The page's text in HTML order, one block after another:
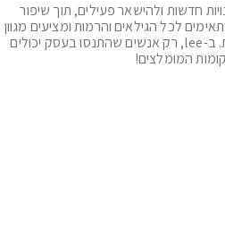
ולהישאר פעילים, תוך שיפור
לכל הגילאים והרמות ומציעים מגוון
רחב של פעילויות מהנות ומעשירות. ב-lee, רק אנשים שהתנסו בעסק יכולים
המומלצים!